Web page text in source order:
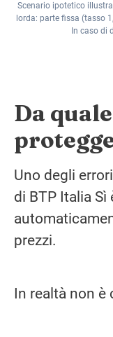
Scenario ipotetico
lorda: parte fissa (tasso
In caso di
Da
Uno degli
di BTP Italia
prezzi.
In realtà non è